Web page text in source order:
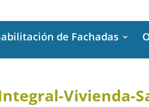
de Fachadas
Vivienda-